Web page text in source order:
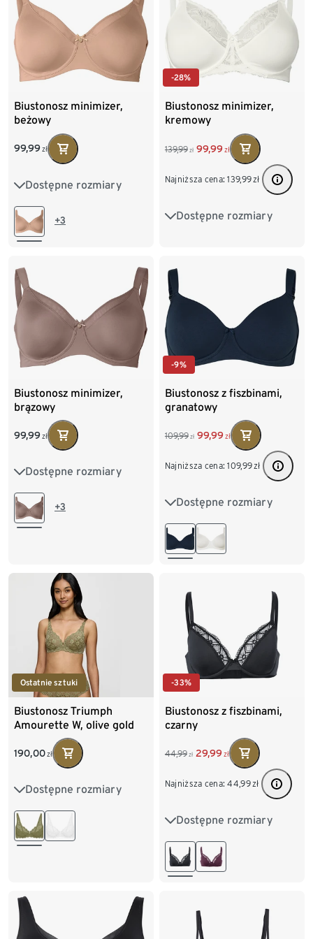
Biustonosz minimizer,
beżowy
99,99 zł
Dostępne rozmiary
85D 85E 85F
90D 90E
100E
+3
-28%
Biustonosz minimizer,
kremowy
139,99 zł 99,99 zł
Najniższa cena: 139,99 zł
Dostępne rozmiary
85D 85E 85F
95D
Biustonosz minimizer,
brązowy
99,99 zł
Dostępne rozmiary
85D 85E 85F
90D 90E
+3
-9%
Biustonosz z fiszbinami,
granatowy
109,99 zł 99,99 zł
Najniższa cena: 109,99zł
Dostępne rozmiary
80D 80E 85D
85E 90D
Ostatnie sztuki
Biustonosz Triumph
Amourette W, olive gold
190,00zł
Dostępne rozmiary
80B 80C 80D
80E
90D
-33%
Biustonosz z fiszbinami,
czarny
44,99 zł 29,99 zł
Najniższa cena: 44,99zł
Dostępne rozmiary
75B 80B 80C
85B 85C